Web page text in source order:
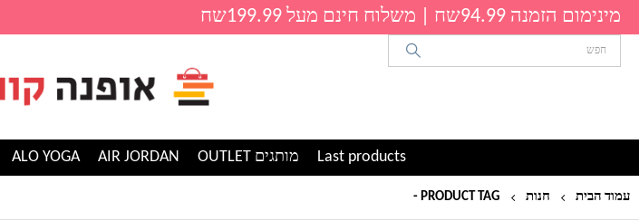
מינימום הזמנה 94.99שח | משלוח חינם מעל 199.99שח
Last products מותגים OUTLET AIR JORDAN
ALO YOGA
עמוד הבית חנות PRODUCT TAG -